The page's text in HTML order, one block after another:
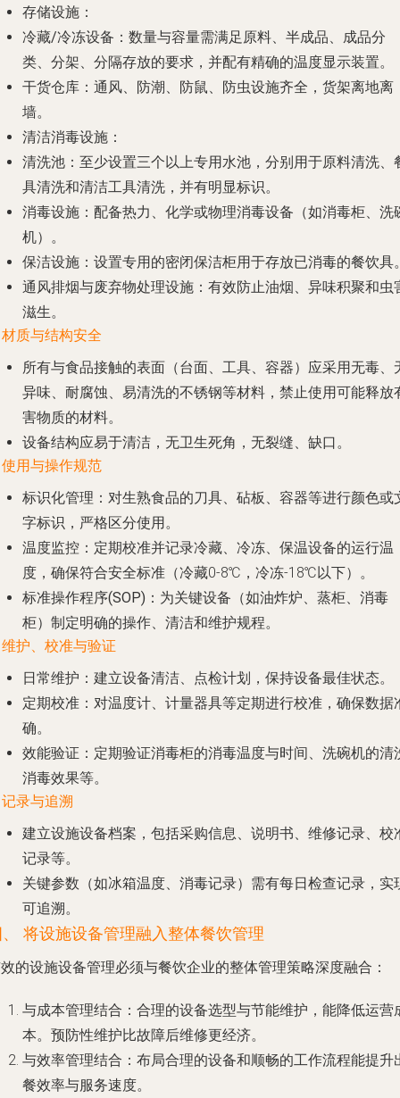
存储设施 ：
冷藏/冷冻设备 ：数量与容量需满足原料、半成品、成品分
类、分架、分隔存放的要求，并配有精确的温度显示装置。
干货仓库 ：通风、防潮、防鼠、防虫设施齐全，货架离地离
墙。
清洁消毒设施 ：
清洗池 ：至少设置三个以上专用水池，分别用于原料清洗、
具清洗和清洁工具清洗，并有明显标识。
消毒设施 ：配备热力、化学或物理消毒设备（如消毒柜、洗
机）。
保洁设施 ：设置专用的密闭保洁柜用于存放已消毒的餐饮具
通风排烟与废弃物处理设施 ：有效防止油烟、异味积聚和虫
滋生。
质与结构安全
所有与食品接触的表面（台面、工具、容器）应采用无毒、
异味、耐腐蚀、易清洗的不锈钢等材料，禁止使用可能释放
害物质的材料。
设备结构应易于清洁，无卫生死角，无裂缝、缺口。
用与操作规范
标识化管理 ：对生熟食品的刀具、砧板、容器等进行颜色或
字标识，严格区分使用。
温度监控 ：定期校准并记录冷藏、冷冻、保温设备的运行温
度，确保符合安全标准（冷藏0-8℃，冷冻-18℃以下）。
标准操作程序(SOP) ：为关键设备（如油炸炉、蒸柜、消毒
柜）制定明确的操作、清洁和维护规程。
护、校准与验证
日常维护 ：建立设备清洁、点检计划，保持设备最佳状态。
定期校准 ：对温度计、计量器具等定期进行校准，确保数据
确。
效能验证 ：定期验证消毒柜的消毒温度与时间、洗碗机的清
消毒效果等。
录与追溯
建立设施设备档案，包括采购信息、说明书、维修记录、校
记录等。
关键参数（如冰箱温度、消毒记录）需有每日检查记录，实
可追溯。
将设施设备管理融入整体餐饮管理
的设施设备管理必须与餐饮企业的整体管理策略深度融合：
与成本管理结合 ：合理的设备选型与节能维护，能降低运营
本。预防性维护比故障后维修更经济。
与效率管理结合 ：布局合理的设备和顺畅的工作流程能提升
餐效率与服务速度。